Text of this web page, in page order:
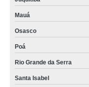
Mauá
Osasco
Poá
Rio Grande da Serra
Santa Isabel